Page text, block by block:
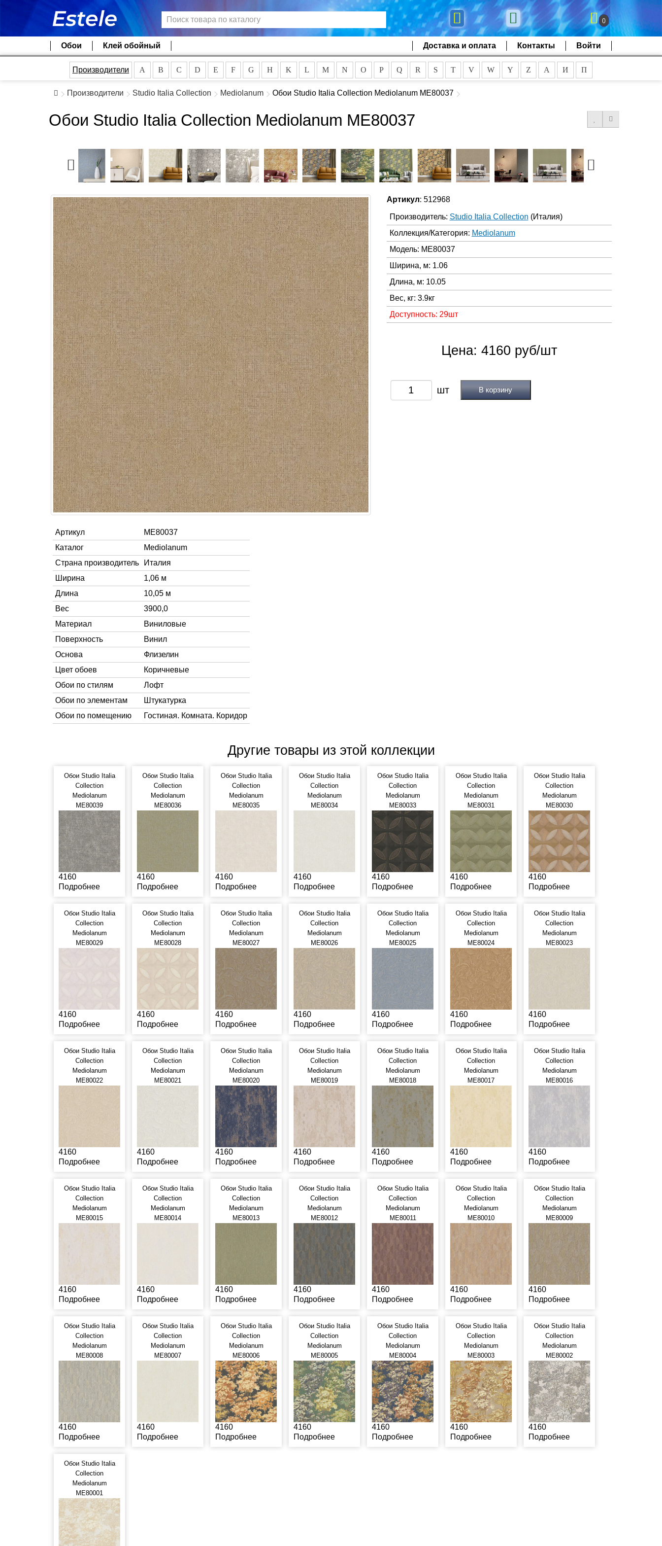
0
Обои Клей обойный Доставка и оплата Контакты Войти
Производители A B C D E F G H K L M N O P Q R S T V W Y Z А И П
Производители Studio Italia Collection Mediolanum Обои Studio Italia Collection Mediolanum ME80037
Обои Studio Italia Collection Mediolanum ME80037
Артикул: 512968
Производитель: Studio Italia Collection (Италия)
Коллекция/Категория: Mediolanum
Модель: ME80037
Ширина, м: 1.06
Длина, м: 10.05
Вес, кг: 3.9кг
Доступность: 29шт
Цена: 4160 руб/шт
В корзину
Артикул
ME80037
Каталог
Mediolanum
Страна производитель
Италия
Ширина
1,06 м
Длина
10,05 м
Вес
3900,0
Материал
Виниловые
Поверхность
Винил
Основа
Флизелин
Цвет обоев
Коричневые
Обои по стилям
Лофт
Обои по элементам
Штукатурка
Обои по помещению
Гостиная. Комната. Коридор
Другие товары из этой коллекции
Обои Studio Italia
Collection
Mediolanum
ME80039
4160
Подробнее
Обои Studio Italia
Collection
Mediolanum
ME80036
4160
Подробнее
Обои Studio Italia
Collection
Mediolanum
ME80035
4160
Подробнее
Обои Studio Italia
Collection
Mediolanum
ME80034
4160
Подробнее
Обои Studio Italia
Collection
Mediolanum
ME80033
4160
Подробнее
Обои Studio Italia
Collection
Mediolanum
ME80031
4160
Подробнее
Обои Studio Italia
Collection
Mediolanum
ME80030
4160
Подробнее
Обои Studio Italia
Collection
Mediolanum
ME80029
4160
Подробнее
Обои Studio Italia
Collection
Mediolanum
ME80028
4160
Подробнее
Обои Studio Italia
Collection
Mediolanum
ME80027
4160
Подробнее
Обои Studio Italia
Collection
Mediolanum
ME80026
4160
Подробнее
Обои Studio Italia
Collection
Mediolanum
ME80025
4160
Подробнее
Обои Studio Italia
Collection
Mediolanum
ME80024
4160
Подробнее
Обои Studio Italia
Collection
Mediolanum
ME80023
4160
Подробнее
Обои Studio Italia
Collection
Mediolanum
ME80022
4160
Подробнее
Обои Studio Italia
Collection
Mediolanum
ME80021
4160
Подробнее
Обои Studio Italia
Collection
Mediolanum
ME80020
4160
Подробнее
Обои Studio Italia
Collection
Mediolanum
ME80019
4160
Подробнее
Обои Studio Italia
Collection
Mediolanum
ME80018
4160
Подробнее
Обои Studio Italia
Collection
Mediolanum
ME80017
4160
Подробнее
Обои Studio Italia
Collection
Mediolanum
ME80016
4160
Подробнее
Обои Studio Italia
Collection
Mediolanum
ME80015
4160
Подробнее
Обои Studio Italia
Collection
Mediolanum
ME80014
4160
Подробнее
Обои Studio Italia
Collection
Mediolanum
ME80013
4160
Подробнее
Обои Studio Italia
Collection
Mediolanum
ME80012
4160
Подробнее
Обои Studio Italia
Collection
Mediolanum
ME80011
4160
Подробнее
Обои Studio Italia
Collection
Mediolanum
ME80010
4160
Подробнее
Обои Studio Italia
Collection
Mediolanum
ME80009
4160
Подробнее
Обои Studio Italia
Collection
Mediolanum
ME80008
4160
Подробнее
Обои Studio Italia
Collection
Mediolanum
ME80007
4160
Подробнее
Обои Studio Italia
Collection
Mediolanum
ME80006
4160
Подробнее
Обои Studio Italia
Collection
Mediolanum
ME80005
4160
Подробнее
Обои Studio Italia
Collection
Mediolanum
ME80004
4160
Подробнее
Обои Studio Italia
Collection
Mediolanum
ME80003
4160
Подробнее
Обои Studio Italia
Collection
Mediolanum
ME80002
4160
Подробнее
Обои Studio Italia
Collection
Mediolanum
ME80001